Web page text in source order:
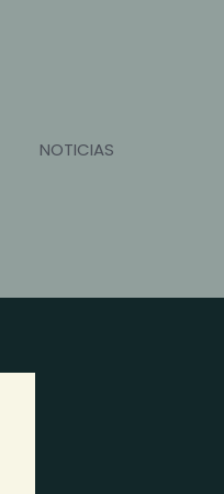
NOTICIAS